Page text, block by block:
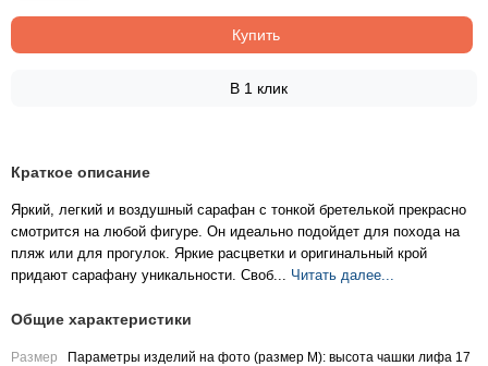
Купить
В 1 клик
Краткое описание
Яркий, легкий и воздушный сарафан с тонкой бретелькой прекрасно
смотрится на любой фигуре. Он идеально подойдет для похода на
пляж или для прогулок. Яркие расцветки и оригинальный крой
придают сарафану уникальности. Своб... Читать далее...
Общие характеристики
Размер
Параметры изделий на фото (размер М): высота чашки лифа 17